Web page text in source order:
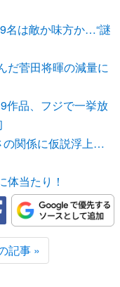
名は敵か味方か…“謎
だ菅田将暉の減量に
作品、フジで一挙放
の関係に仮説浮上…
体当たり！
記事 »